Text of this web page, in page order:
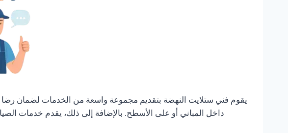
يقوم فني ستلايت النهضة بتقديم مجموعة واسعة من الخدمات لضمان رضا
داخل المباني أو على الأسطح. بالإضافة إلى ذلك، يقدم خدمات